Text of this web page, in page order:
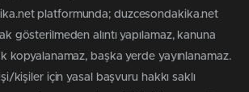
platformunda; duzcesondakika.net
gösterilmeden alıntı yapılamaz, kanuna
kopyalanamaz, başka yerde yayınlanamaz.
kişiler için yasal başvuru hakkı saklı